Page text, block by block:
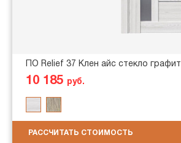
ПО Relief 37 Клен айс стекло графит
10 185 руб.
РАССЧИТАТЬ СТОИМОСТЬ